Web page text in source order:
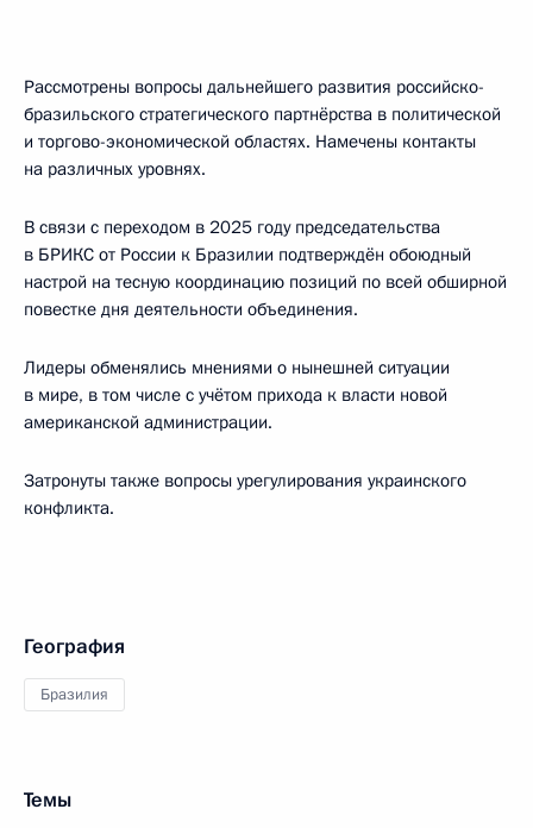
Рассмотрены вопросы дальнейшего развития российско-
бразильского стратегического партнёрства в политической
и торгово-экономической областях. Намечены контакты
на различных уровнях.
В связи с переходом в 2025 году председательства
в БРИКС от России к Бразилии подтверждён обоюдный
настрой на тесную координацию позиций по всей обширной
повестке дня деятельности объединения.
Лидеры обменялись мнениями о нынешней ситуации
в мире, в том числе с учётом прихода к власти новой
американской администрации.
Затронуты также вопросы урегулирования украинского
конфликта.
География
Бразилия
Темы